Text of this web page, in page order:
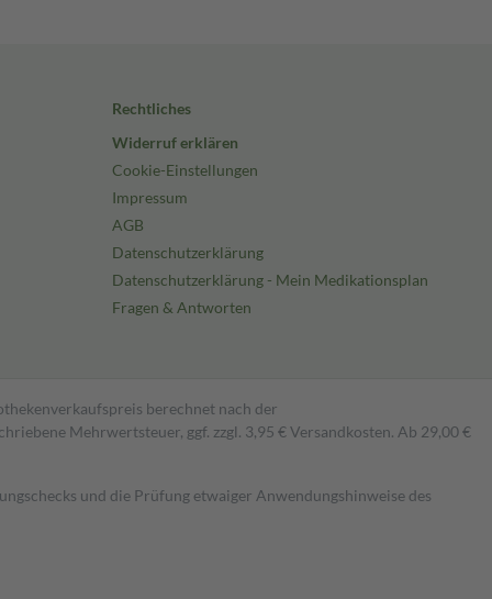
Rechtliches
Widerruf erklären
Cookie-Einstellungen
Impressum
AGB
Datenschutzerklärung
Datenschutzerklärung - Mein Medikationsplan
Fragen & Antworten
berechnet nach der
Mehrwertsteuer, ggf. zzgl. 3,95 € Versandkosten. Ab 29,00 €
und die Prüfung etwaiger Anwendungshinweise des